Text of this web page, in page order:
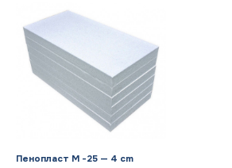
Пенопласт M -25 — 4 cm